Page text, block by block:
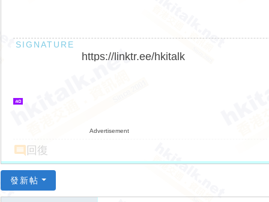
https://linktr.ee/hkitalk
Advertisement
回復
發新帖